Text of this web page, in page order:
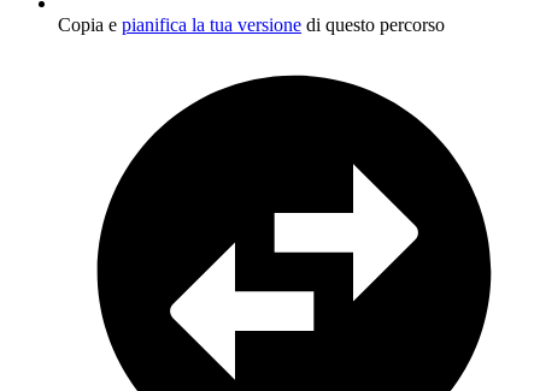
Copia e pianifica la tua versione di questo percorso